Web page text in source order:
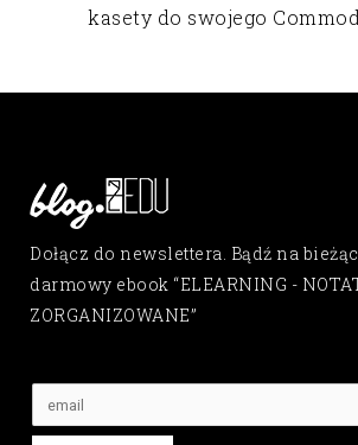
kasety do swojego
Dołącz do newslettera. Bądź na
darmowy ebook “ELEARNING -
ZORGANIZOWANE”